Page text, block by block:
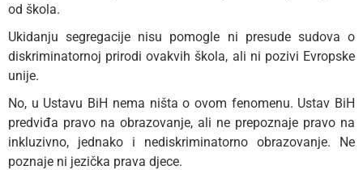
od škola.
Ukidanju segregacije nisu pomogle ni presude sudova o
diskriminatornoj prirodi ovakvih škola, ali ni pozivi Evropske
unije.
No, u Ustavu BiH nema ništa o ovom fenomenu. Ustav BiH
predviđa pravo na obrazovanje, ali ne prepoznaje pravo na
inkluzivno, jednako i nediskriminatorno obrazovanje. Ne
poznaje ni jezička prava djece.